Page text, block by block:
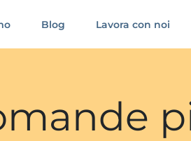
Blog Lavora con noi